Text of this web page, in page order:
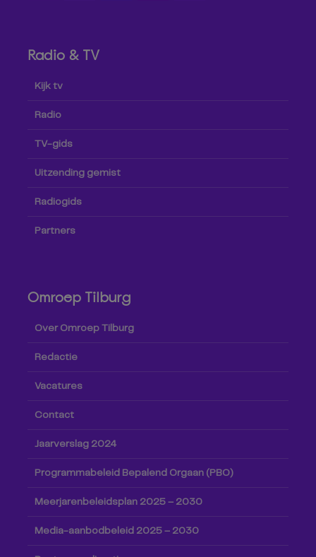
Radio & TV
Kijk tv
Radio
TV-gids
Uitzending gemist
Radiogids
Partners
Omroep Tilburg
Over Omroep Tilburg
Redactie
Vacatures
Contact
Jaarverslag 2024
Programmabeleid Bepalend Orgaan (PBO)
Meerjarenbeleidsplan 2025 – 2030
Media-aanbodbeleid 2025 – 2030